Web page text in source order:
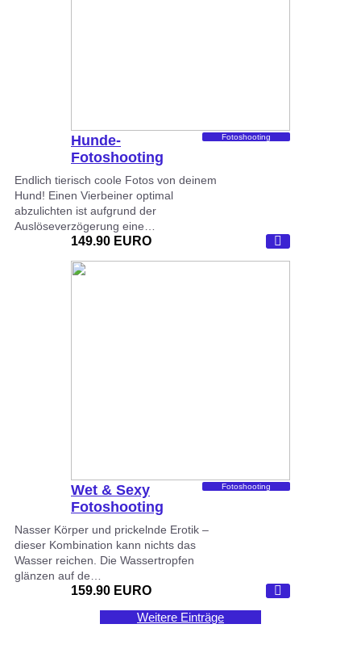
Hunde-
Fotoshooting
Fotoshooting
Endlich tierisch coole Fotos von deinem
Hund! Einen Vierbeiner optimal
abzulichten ist aufgrund der
Auslöseverzögerung eine…
149.90 EURO
Wet & Sexy
Fotoshooting
Fotoshooting
Nasser Körper und prickelnde Erotik –
dieser Kombination kann nichts das
Wasser reichen. Die Wassertropfen
glänzen auf de…
159.90 EURO
Weitere Einträge